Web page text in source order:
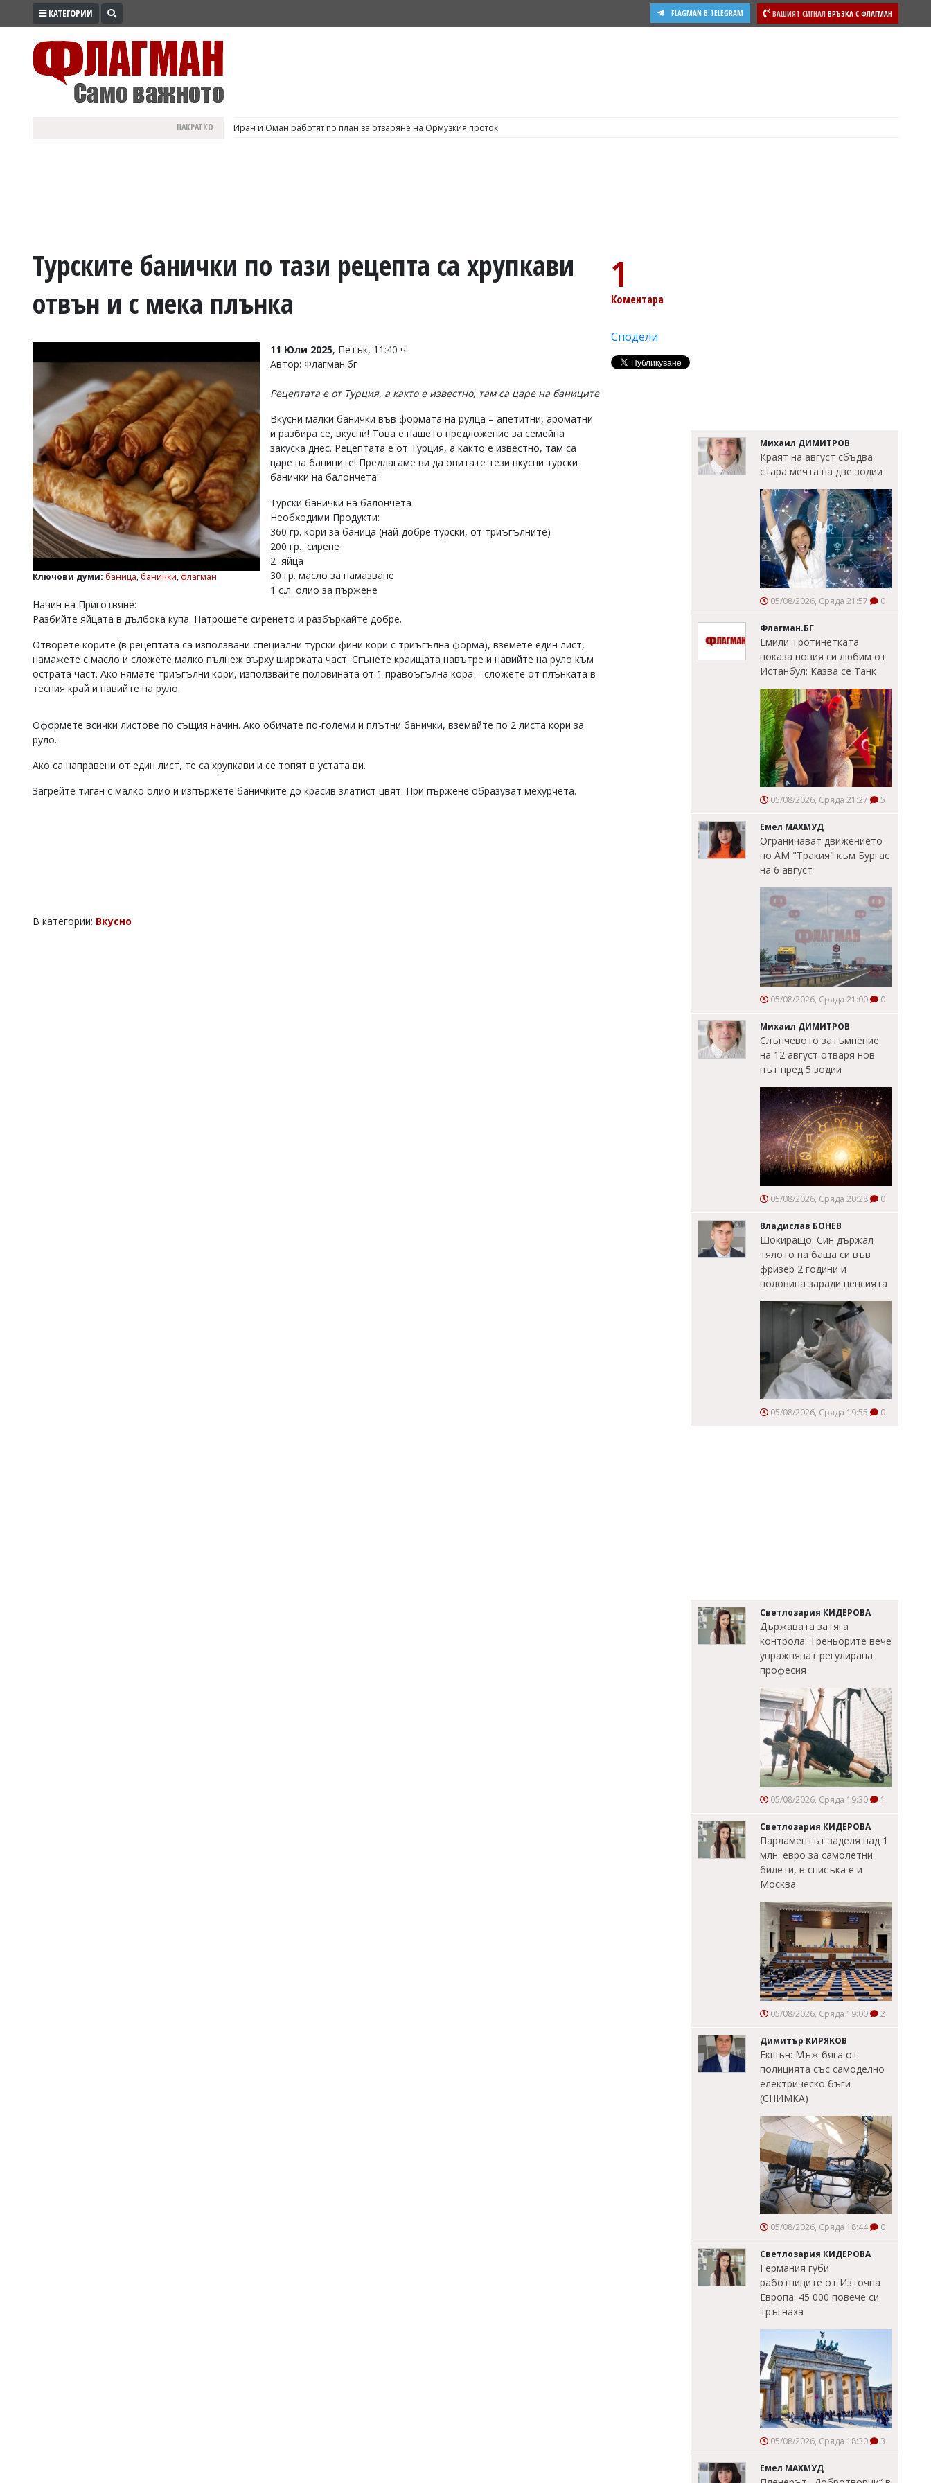
ПРОМО
ВОЙНАТА
УКРАЙНА
Управители:
Веселин
Василев,
v.vasilev@flagman.bg
Касабова,
k.kassabova@flagman.bg
Главен
редактор:
office@flagman.bg
статиите
въвеждат
редакцията
отговорност
КАТЕГОРИИ ВАШИЯТ СИГНАЛ ВРЪЗКА С ФЛАГМАН
FLAGMAN В TELEGRAM
НАКРАТКО Иран и Оман работят по план за отваряне на Ормузкия проток
Турските банички по тази рецепта са хрупкави
отвън и с мека плънка
Ключови думи: баница, банички, флагман
11 Юли 2025, Петък, 11:40 ч.
Автор: Флагман.бг
Рецептата е от Турция, а както е известно, там са царе на баниците
Вкусни малки банички във формата на рулца – апетитни, ароматни
и разбира се, вкусни! Това е нашето предложение за семейна
закуска днес. Рецептата е от Турция, а както е известно, там са
царе на баниците! Предлагаме ви да опитате тези вкусни турски
банички на балончета:
Турски банички на балончета
Необходими Продукти:
360 гр. кори за баница (най-добре турски, от триъгълните)
200 гр. сирене
2 яйца
30 гр. масло за намазване
1 с.л. олио за пържене
Начин на Приготвяне:
Разбийте яйцата в дълбока купа. Натрошете сиренето и разбъркайте добре.
Отворете корите (в рецептата са използвани специални турски фини кори с триъгълна форма), вземете един лист,
намажете с масло и сложете малко пълнеж върху широката част. Сгънете краищата навътре и навийте на руло към
острата част. Ако нямате триъгълни кори, използвайте половината от 1 правоъгълна кора – сложете от плънката в
тесния край и навийте на руло.
Оформете всички листове по същия начин. Ако обичате по-големи и плътни банички, вземайте по 2 листа кори за
руло.
Ако са направени от един лист, те са хрупкави и се топят в устата ви.
Загрейте тиган с малко олио и изпържете баничките до красив златист цвят. При пържене образуват мехурчета.
В категории: Вкусно
1
Коментара
Сподели
Михаил ДИМИТРОВ
Краят на август сбъдва
стара мечта на две зодии
05/08/2026, Сряда 21:57 0
Флагман.БГ
Емили Тротинетката
показа новия си любим от
Истанбул: Казва се Танк
05/08/2026, Сряда 21:27 5
Емел МАХМУД
Ограничават движението
по АМ "Тракия" към Бургас
на 6 август
05/08/2026, Сряда 21:00 0
Михаил ДИМИТРОВ
Слънчевото затъмнение
на 12 август отваря нов
път пред 5 зодии
05/08/2026, Сряда 20:28 0
Владислав БОНЕВ
Шокиращо: Син държал
тялото на баща си във
фризер 2 години и
половина заради пенсията
05/08/2026, Сряда 19:55 0
Светлозария КИДЕРОВА
Държавата затяга
контрола: Треньорите вече
упражняват регулирана
професия
05/08/2026, Сряда 19:30 1
Светлозария КИДЕРОВА
Парламентът заделя над 1
млн. евро за самолетни
билети, в списъка е и
Москва
05/08/2026, Сряда 19:00 2
Димитър КИРЯКОВ
Екшън: Мъж бяга от
полицията със самоделно
електрическо бъги
(СНИМКА)
05/08/2026, Сряда 18:44 0
Светлозария КИДЕРОВА
Германия губи
работниците от Източна
Европа: 45 000 повече си
тръгнаха
05/08/2026, Сряда 18:30 3
Емел МАХМУД